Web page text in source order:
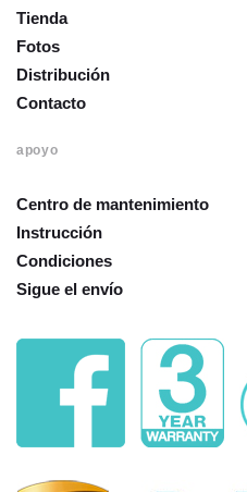
Tienda
Fotos
Distribución
Contacto
apoyo
Centro de mantenimiento
Instrucción
Condiciones
Sigue el envío